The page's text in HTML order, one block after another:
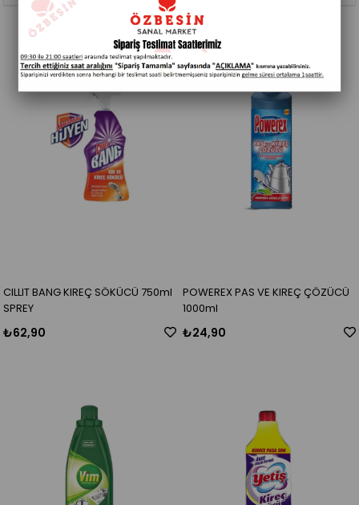
CILLIT BANG KIREÇ SÖKÜCÜ 750ml
SPREY
₺62,90
POWEREX PAS VE KIREÇ ÇÖZÜCÜ
1000ml
₺24,90